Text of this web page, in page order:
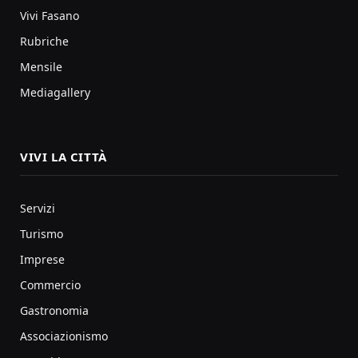
Vivi Fasano
Rubriche
Mensile
Mediagallery
VIVI LA CITTÀ
Servizi
Turismo
Imprese
Commercio
Gastronomia
Associazionismo